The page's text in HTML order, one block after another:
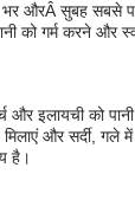
भर औरÂ सुबह सबसे
को गर्म करने और
और इलायची को
और सर्दी,
है।